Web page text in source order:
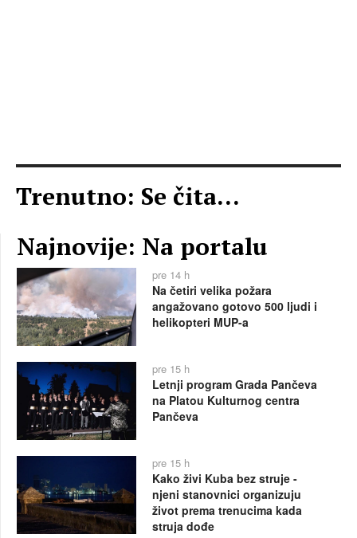
Trenutno: Se čita...
Najnovije: Na portalu
pre 14 h
Na četiri velika požara
angažovano gotovo 500 ljudi i
helikopteri MUP-a
pre 15 h
Letnji program Grada Pančeva
na Platou Kulturnog centra
Pančeva
pre 15 h
Kako živi Kuba bez struje -
njeni stanovnici organizuju
život prema trenucima kada
struja dođe